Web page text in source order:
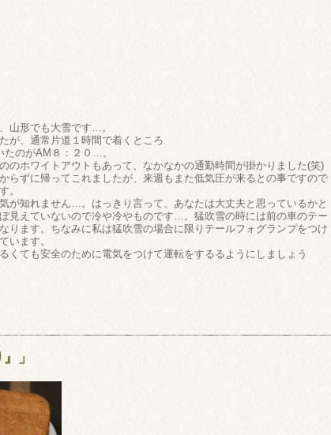
山形でも大雪です…。
が、通常片道１時間で着くところ
のがAM８：２０…。
のホワイトアウトもあって、なかなかの通勤時間が掛かりました(笑)
らずに帰ってこれましたが、来週もまた低気圧が来るとの事ですので
。
が知れません…。はっきり言って、あなたは大丈夫と思っているかと
見えていないので冷や冷やものです…。猛吹雪の時には前の車のテー
ります。ちなみに私は猛吹雪の場合に限りテールフォグランプをつけ
います。
くても安全のために電気をつけて運転をするるようにしましょう
」